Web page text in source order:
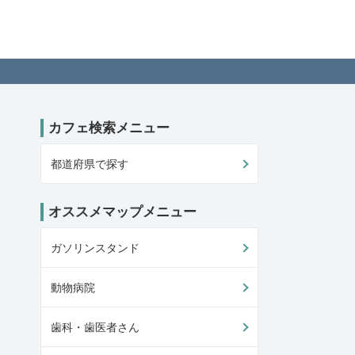
カフェ検索メニュー
都道府県で探す
オススメマップメニュー
ガソリンスタンド
動物病院
歯科・歯医者さん